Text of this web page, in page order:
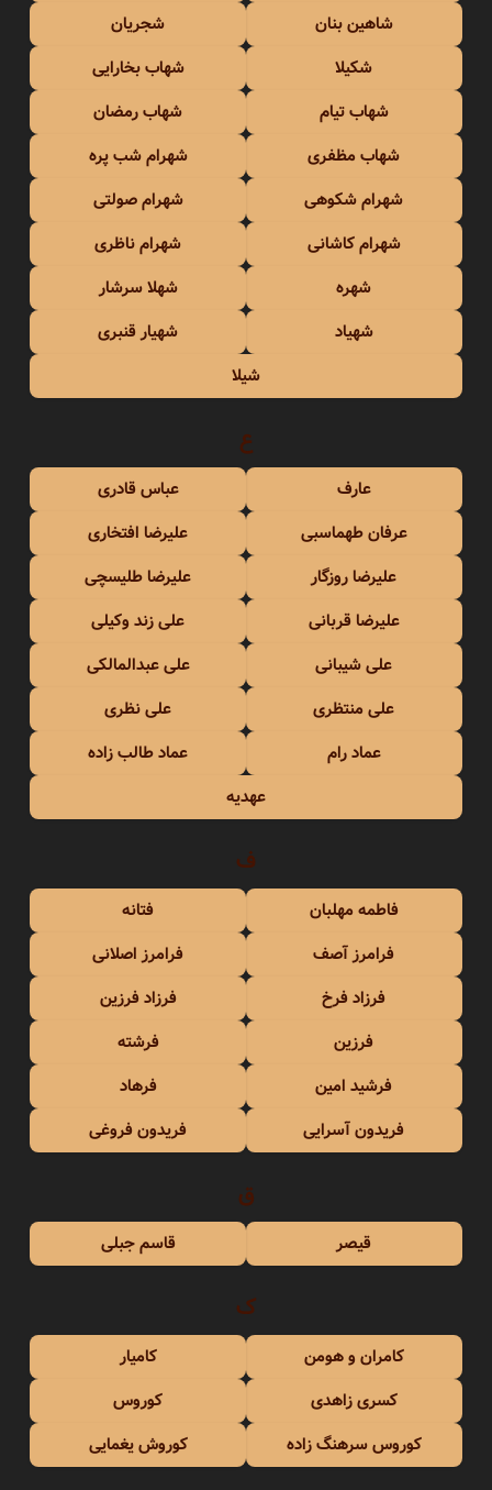
شاهین بنان
شجریان
شکیلا
شهاب بخارایی
شهاب تیام
شهاب رمضان
شهاب مظفری
شهرام شب پره
شهرام شکوهی
شهرام صولتی
شهرام کاشانی
شهرام ناظری
شهره
شهلا سرشار
شهیاد
شهیار قنبری
شیلا
ع
عارف
عباس قادری
عرفان طهماسبی
علیرضا افتخاری
علیرضا روزگار
علیرضا طلیسچی
علیرضا قربانی
علی زند وکیلی
علی شیبانی
علی عبدالمالکی
علی منتظری
علی نظری
عماد رام
عماد طالب زاده
عهدیه
ف
فاطمه مهلبان
فتانه
فرامرز آصف
فرامرز اصلانی
فرزاد فرخ
فرزاد فرزین
فرزین
فرشته
فرشید امین
فرهاد
فریدون آسرایی
فریدون فروغی
ق
قیصر قاسم جبلی
ک
کامران و هومن
کامیار
کسری زاهدی
کوروس
کوروس سرهنگ زاده
کوروش یغمایی